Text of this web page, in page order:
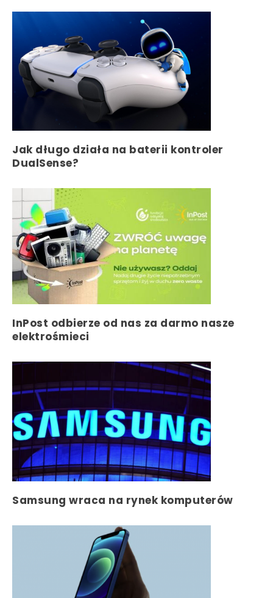
Jak długo działa na baterii kontroler
DualSense?
InPost odbierze od nas za darmo nasze
elektrośmieci
Samsung wraca na rynek komputerów